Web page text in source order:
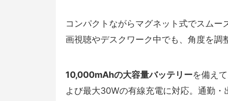
コンパクトながらマグネット式でスム
画視聴やデスクワーク中でも、角度を調
10,000mAhの大容量バッテリーを備え
よび最大30Wの有線充電に対応。通勤